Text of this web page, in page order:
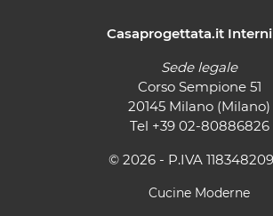
Casaprogettata.it Interni
Sede legale
Corso Sempione 51
20145 Milano (Milano)
Tel +39 02-80886826
© 2026 - P.IVA
Cucine Moderne